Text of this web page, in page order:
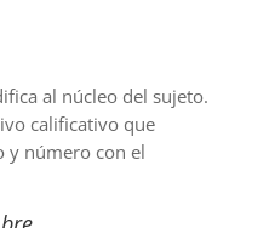
al núcleo del sujeto.
calificativo que
y número con el